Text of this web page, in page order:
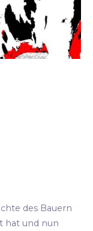
des Bauern
hat und nun